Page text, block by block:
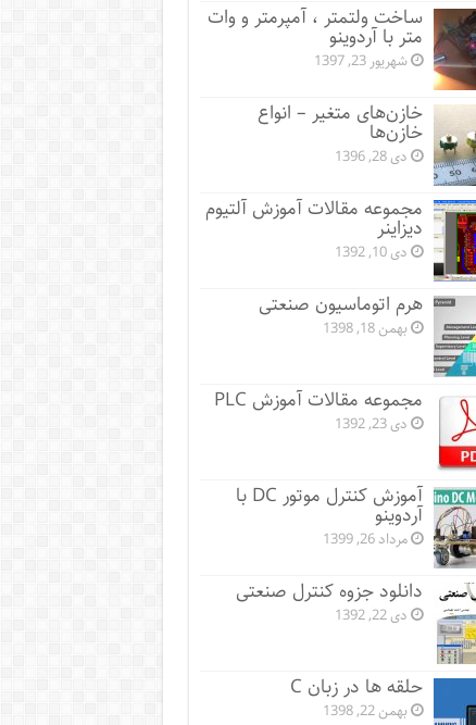
ساخت ولتمتر ، آمپرمتر و وات
متر با آردوینو
شهریور 23, 1397
خازن‌های متغیر – انواع
خازن‌ها
دی 28, 1396
مجموعه مقالات آموزش آلتیوم
دیزاینر
دی 10, 1392
هرم اتوماسیون صنعتی
بهمن 18, 1398
مجموعه مقالات آموزش PLC
دی 23, 1392
آموزش کنترل موتور DC با
آردوینو
مرداد 26, 1399
دانلود جزوه کنترل صنعتی
دی 22, 1392
حلقه ها در زبان C
بهمن 22, 1398